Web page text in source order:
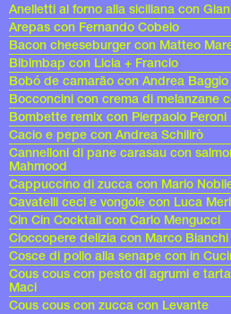
Anelletti al forno alla siciliana con
Arepas con Fernando Cobelo
Bacon cheeseburger con Matteo
Bibimbap con Licia + Francio
Bobó de camarão con Andrea Baggio
Bocconcini con crema di melanzane
Bombette remix con Pierpaolo Peroni
Cacio e pepe con Andrea Schilirò
Cannelloni di pane carasau con
Mahmood
Cappuccino di zucca con Mario
Cavatelli ceci e vongole con Luca
Cin Cin Cocktail con Carlo Mengucci
Cioccopere delizia con Marco Bianchi
Cosce di pollo alla senape con in
Cous cous con pesto di agrumi e
Maci
Cous cous con zucca con Levante